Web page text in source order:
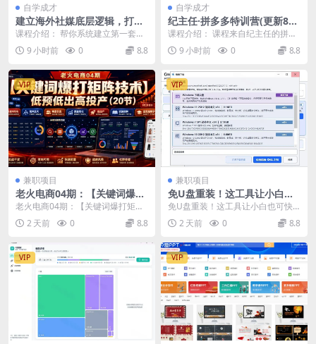
自学成才
建立海外社媒底层逻辑，打造
能变现的个人IP
课程介绍： 帮你系统建立第一套出
海社媒基本功。从海外社媒与国内
平台的差异讲起，用...
9 小时前 0 8.8
自学成才
纪主任·拼多多特训营(更新8
月)
课程介绍： 课程来自纪主任的拼多
多特训营，从 2023 到 2026 持续更
新干...9 小时前 0 8.8
VIP
兼职项目
老火电商04期：【关键词爆打
矩阵技术】低预低出高投产(2
0节)
老火电商04期：【关键词爆打矩阵
技术】低预低出高投产（20节） 老
火电商04期重...
2 天前 0 8.8
VIP
兼职项目
免U盘重装！这工具让小白也
可快速重装Windows，支持
无人值守配置，数据无忧Cmz
Prep_Rev2
免U盘重装！这工具让小白也可快
速重装Windows，支持无人值守配
置，数据无忧C...
2 天前 0 8.8
VIP VIP